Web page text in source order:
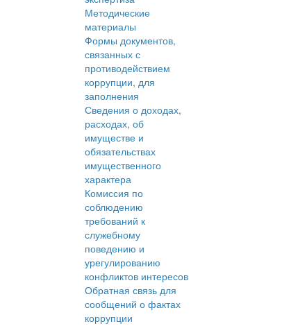
Методические
материалы
Формы документов,
связанных с
противодействием
коррупции, для
заполнения
Сведения о доходах,
расходах, об
имуществе и
обязательствах
имущественного
характера
Комиссия по
соблюдению
требований к
служебному
поведению и
урегулированию
конфликтов интересов
Обратная связь для
сообщений о фактах
коррупции